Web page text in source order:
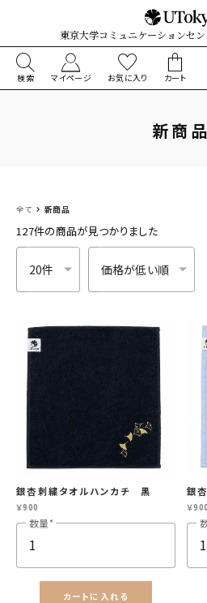
東京大学コミュニケーションセ
検索 マイページ お気に入り カート
新商品
全て 新商品
127件の商品が見つかりました
件数 並び順
銀杏刺繍タオルハンカチ 黒
￥900
数量
カートに入れる
銀
￥900